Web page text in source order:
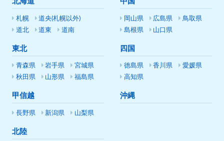
札幌
道央(札幌以外)
道北
道東 道南
東北
青森県 岩手県
宮城県
秋田県
山形県 福島県
甲信越
長野県 新潟県 山梨県
北陸
岡山県 広島県
鳥取県
島根県
山口県
四国
徳島県 香川県
愛媛県
高知県
沖縄